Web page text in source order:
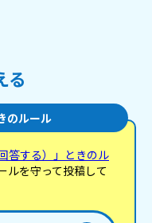
る
のルール
答する）」ときのル
ルを守って投稿して